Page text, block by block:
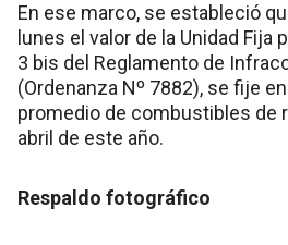
En ese marco, se estableció
lunes el valor de la Unidad Fija
3 bis del Reglamento de
(Ordenanza Nº 7882), se fije
promedio de combustibles de
abril de este año.
Respaldo fotográfico